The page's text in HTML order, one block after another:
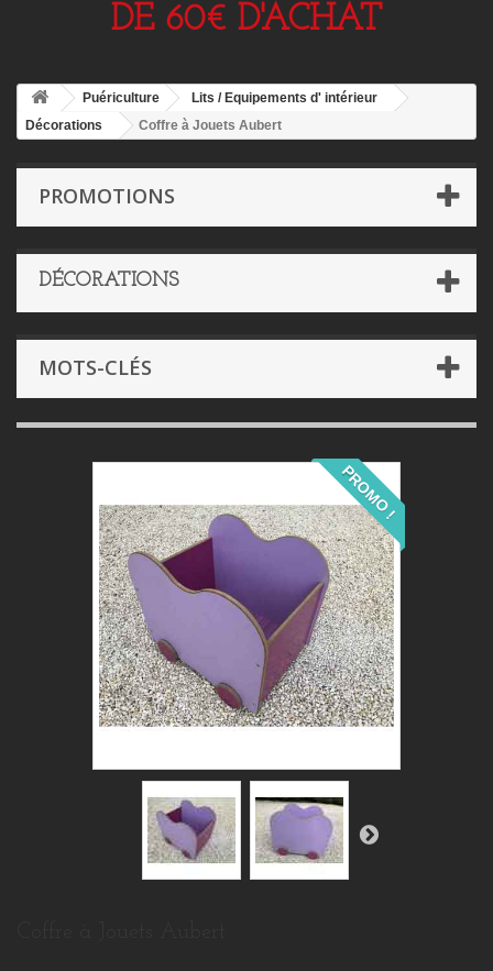
DE 60€ D'ACHAT
Puériculture
Lits / Equipements d' intérieur
Décorations
Coffre à Jouets Aubert
PROMOTIONS
DÉCORATIONS
MOTS-CLÉS
PROMO !